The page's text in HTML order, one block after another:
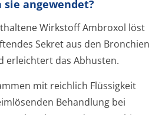
angewendet?
Wirkstoff Ambroxol löst
Sekret aus den Bronchien
erleichtert das Abhusten.
mit reichlich Flüssigkeit
Behandlung bei